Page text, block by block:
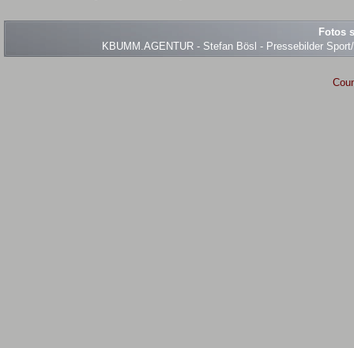
Fotos
KBUMM.AGENTUR - Stefan Bösl - Pressebilder